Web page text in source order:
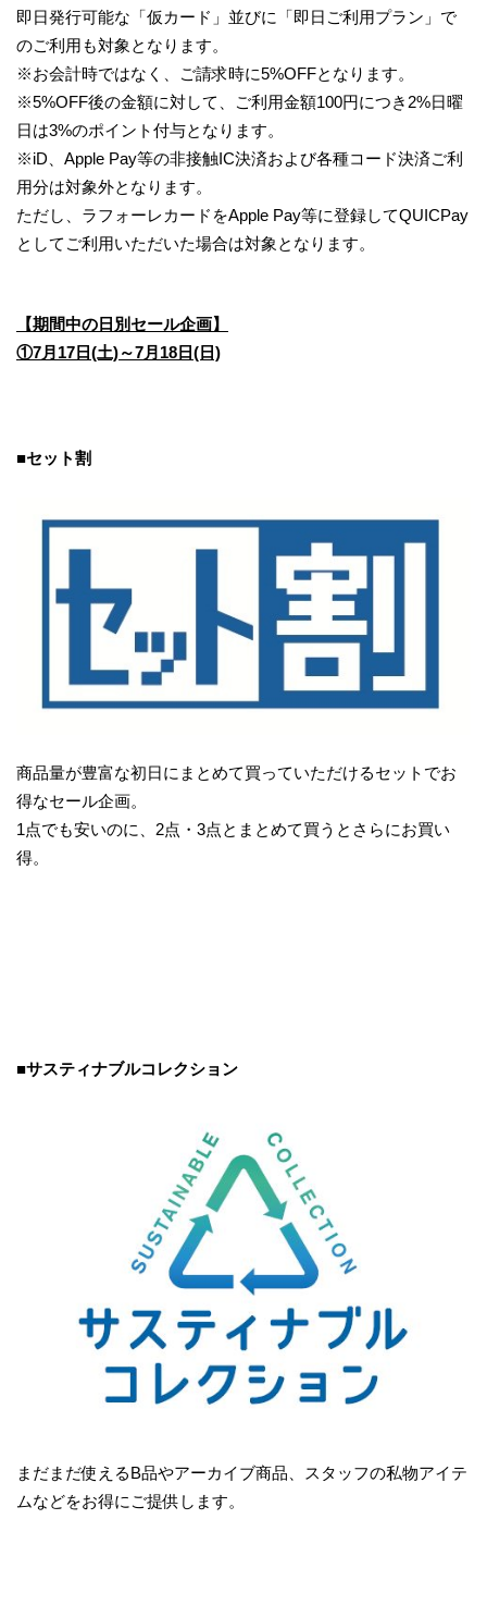
即日発行可能な「仮カード」並びに「即日ご利用プラン」で
のご利用も対象となります。
※お会計時ではなく、ご請求時に5%OFFとなります。
※5%OFF後の金額に対して、ご利用金額100円につき2%日曜
日は3%のポイント付与となります。
※iD、Apple Pay等の非接触IC決済および各種コード決済ご利
用分は対象外となります。
ただし、ラフォーレカードをApple Pay等に登録してQUICPay
としてご利用いただいた場合は対象となります。
【期間中の日別セール企画】
①7月17日(土)～7月18日(日)
■セット割
商品量が豊富な初日にまとめて買っていただけるセットでお
得なセール企画。
1点でも安いのに、2点・3点とまとめて買うとさらにお買い
得。
■サスティナブルコレクション
まだまだ使えるB品やアーカイブ商品、スタッフの私物アイテ
ムなどをお得にご提供します。